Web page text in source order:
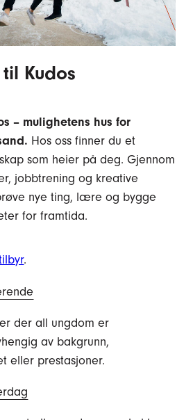
Kudos
– mulighetens hus for
Hos oss finner du et
som heier på deg. Gjennom
jobbtrening og kreative
nye ting, lære og bygge
for framtida.
.
der all ungdom er
av bakgrunn,
eller prestasjoner.